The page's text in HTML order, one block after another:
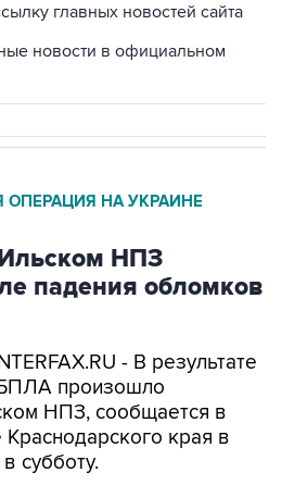
главных новостей сайта
новости в официальном
ОПЕРАЦИЯ НА УКРАИНЕ
НПЗ
падения обломков
- В результате
произошло
НПЗ, сообщается в
края в
субботу.